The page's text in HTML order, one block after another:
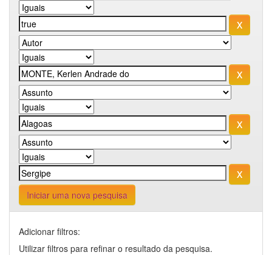
Iniciar uma nova pesquisa
Adicionar filtros:
Utilizar filtros para refinar o resultado da pesquisa.